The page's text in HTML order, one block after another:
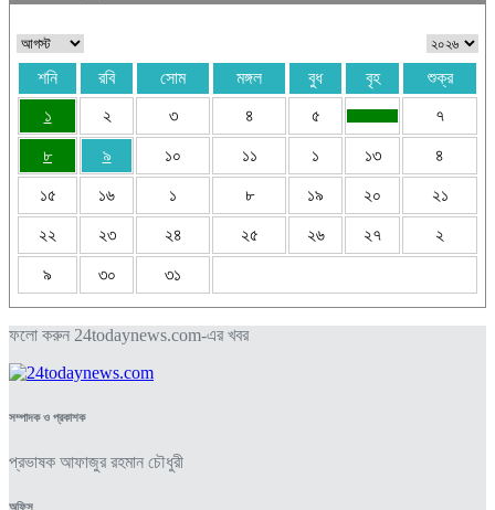
শনি রবি সোম মঙ্গল বুধ বৃহ
শুক্র
১
২ ৩ ৪ ৫ ৭
৮ ৯ ১০ ১১ ১ ১৩ ৪
১৫ ১৬ ১ ৮ ১৯ ২০ ২১
২২ ২৩ ২৪ ২৫ ২৬ ২৭ ২
৯ ৩০ ৩১
ফলো করুন 24todaynews.com-এর খবর
সম্পাদক ও প্রকাশক
প্রভাষক আফাজুর রহমান চৌধুরী
অফিস